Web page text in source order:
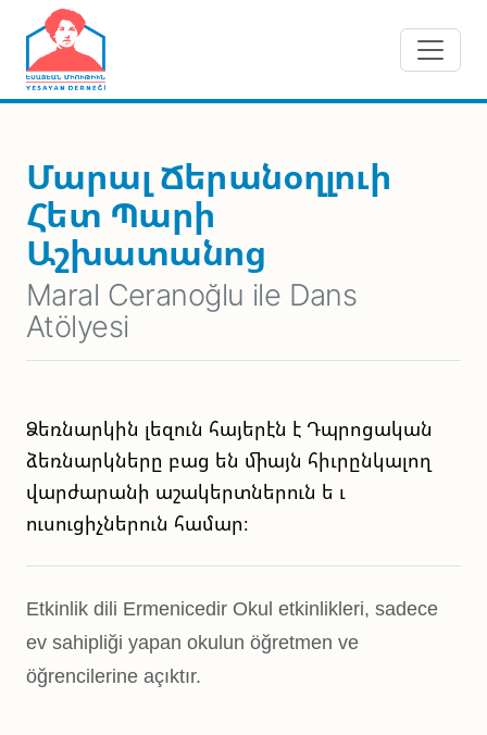
Skip to main content
Մարալ Ճերանօղլուի
Հետ Պարի
Աշխատանոց
Maral Ceranoğlu ile Dans
Atölyesi
Ձեռնարկին լեզուն հայերէն է Դպրոցական
ձեռնարկները բաց են միայն հիւրընկալող
վարժարանի աշակերտներուն ե ւ
ուսուցիչներուն համար։
Etkinlik dili Ermenicedir Okul etkinlikleri, sadece
ev sahipliği yapan okulun öğretmen ve
öğrencilerine açıktır.